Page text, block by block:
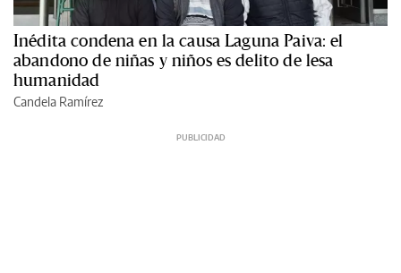
Inédita condena en la causa Laguna Paiva: el
abandono de niñas y niños es delito de lesa
humanidad
Candela Ramírez